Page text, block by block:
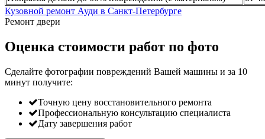
Кузовной ремонт Ауди в Санкт-Петербурге
Ремонт двери
Оценка стоимости работ по фото
Сделайте фотографии повреждений Вашей машины и за 10
минут получите:
Точную цену восстановительного ремонта
Профессиональную консультацию специалиста
Дату завершения работ